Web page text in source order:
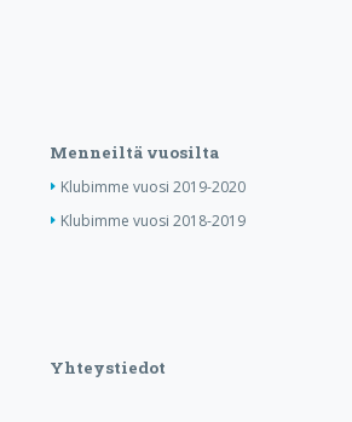
Menneiltä vuosilta
Klubimme vuosi 2019-2020
Klubimme vuosi 2018-2019
Yhteystiedot